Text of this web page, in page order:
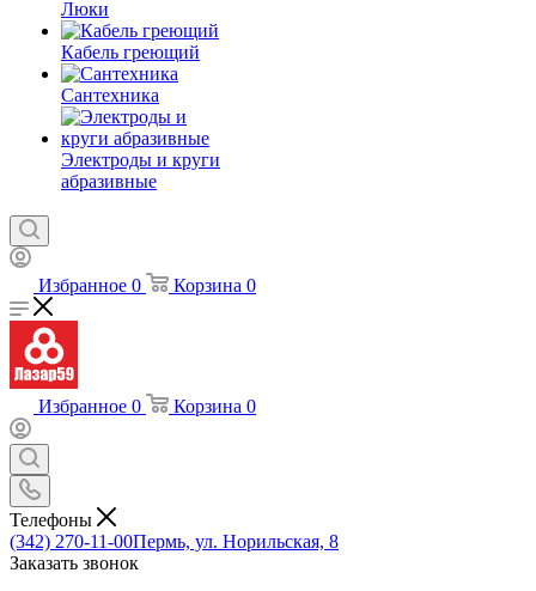
Люки
Кабель греющий
Сантехника
Электроды и круги
абразивные
Избранное 0 Корзина 0
Избранное 0 Корзина 0
Телефоны
(342) 270-11-00Пермь, ул. Норильская, 8
Заказать звонок